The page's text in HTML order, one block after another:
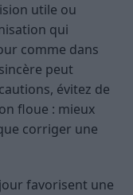
utile ou
qui
comme dans
peut
évitez de
floue : mieux
corriger une
favorisent une